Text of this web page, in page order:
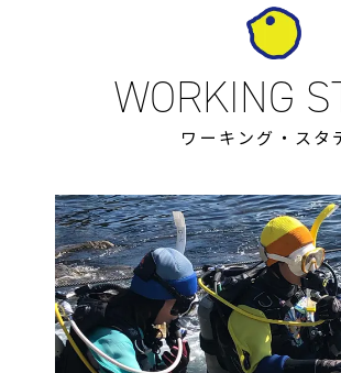
ワーキング・スタ